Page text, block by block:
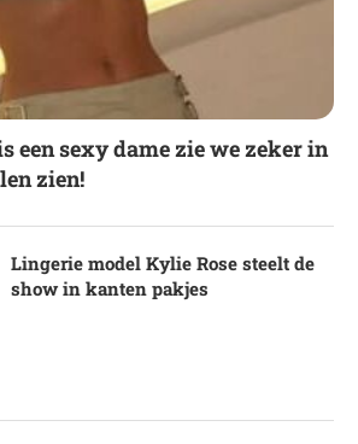
een sexy dame zie we zeker in
zien!
Lingerie model Kylie Rose steelt de
show in kanten pakjes